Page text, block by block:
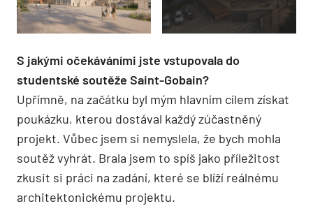
S jakými očekáváními jste vstupovala do
studentské soutěže Saint-Gobain?
Upřímně, na začátku byl mým hlavním cílem získat
poukázku, kterou dostával každý zúčastněný
projekt. Vůbec jsem si nemyslela, že bych mohla
soutěž vyhrát. Brala jsem to spíš jako příležitost
zkusit si práci na zadání, které se blíží reálnému
architektonickému projektu.